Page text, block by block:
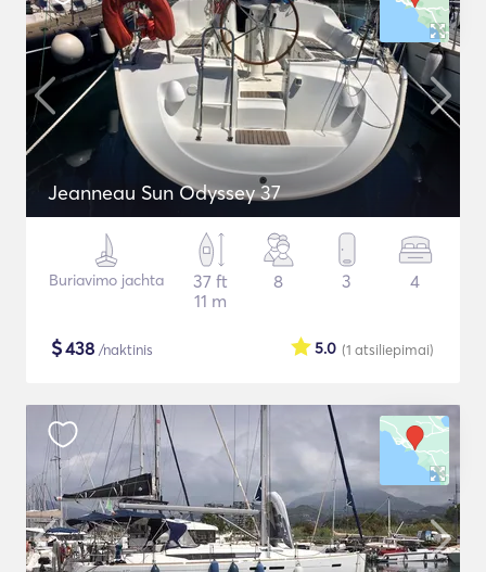
Jeanneau Sun Odyssey 37
Buriavimo jachta
37 ft
11 m
8 3 4
$438 /naktinis (1 atsiliepimai)
5.0